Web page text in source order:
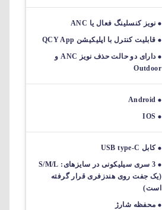
نویز کنسلینگ فعال یا ANC
قابلیت کنترل با اپلیکیشن QCY App
دارای دو حالت حذف نویز ANC و
Outdoor
Android
IOS
کابل USB type-C
3 سری سیلیکونی در سایزهای: S/M/L
(یک جفت روی هندزفری قرار گرفته
است)
محفظه شارژ